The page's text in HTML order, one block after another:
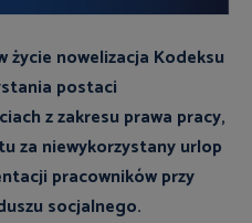
życie nowelizacja Kodeksu
postaci
z zakresu prawa pracy,
za niewykorzystany urlop
pracowników przy
socjalnego.